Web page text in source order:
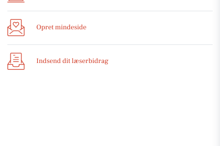
Opret mindeside
Indsend dit læserbidrag